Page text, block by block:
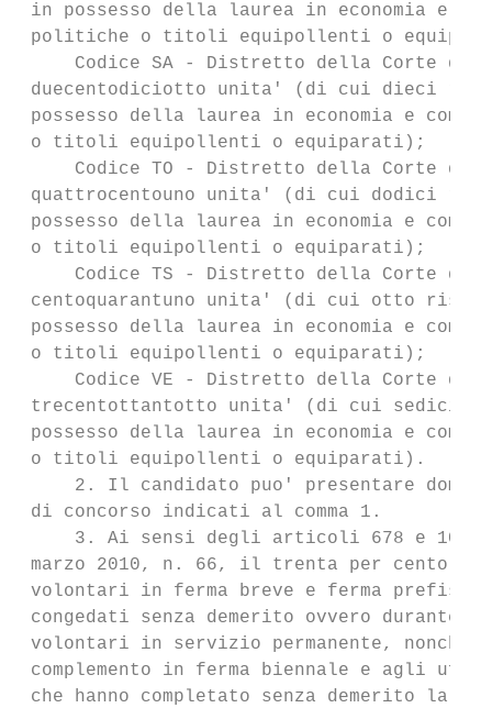
in possesso della laurea in economia e
politiche o titoli equipollenti o
Codice SA - Distretto della Corte di
duecentodiciotto unita' (di cui dieci
possesso della laurea in economia e
o titoli equipollenti o equiparati);
Codice TO - Distretto della Corte di
quattrocentouno unita' (di cui dodici
possesso della laurea in economia e
o titoli equipollenti o equiparati);
Codice TS - Distretto della Corte di
centoquarantuno unita' (di cui otto
possesso della laurea in economia e
o titoli equipollenti o equiparati);
Codice VE - Distretto della Corte di
trecentottantotto unita' (di cui sedici
possesso della laurea in economia e
o titoli equipollenti o equiparati).
2. Il candidato puo' presentare
di concorso indicati al comma 1.
3. Ai sensi degli articoli 678 e 1014
marzo 2010, n. 66, il trenta per cento
volontari in ferma breve e ferma
congedati senza demerito ovvero
volontari in servizio permanente,
complemento in ferma biennale e agli
che hanno completato senza demerito la